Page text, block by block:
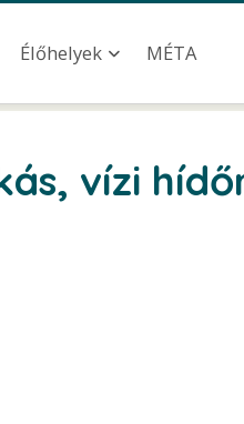
Élőhelyek MÉTA
vízi